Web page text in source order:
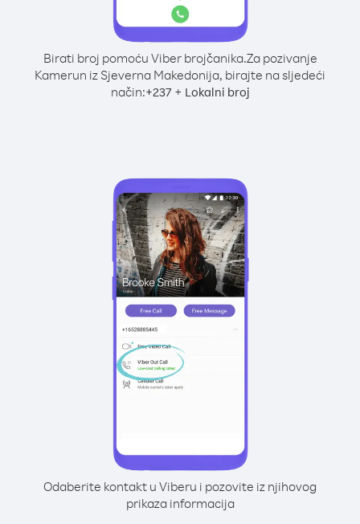
Birati broj pomoću Viber brojčanika.Za pozivanje
Kamerun iz Sjeverna Makedonija, birajte na sljedeći
način:+237+ Lokalni broj
Odaberite kontakt u Viberu i pozovite iz njihovog
prikaza informacija